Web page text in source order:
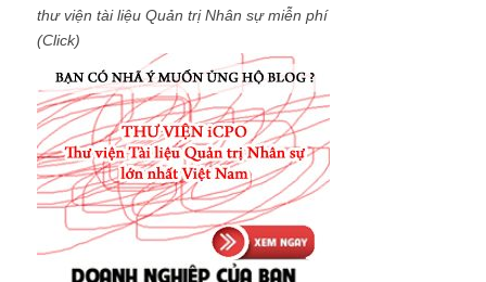
thư viện tài liệu Quản trị Nhân sự miễn phí
(Click)